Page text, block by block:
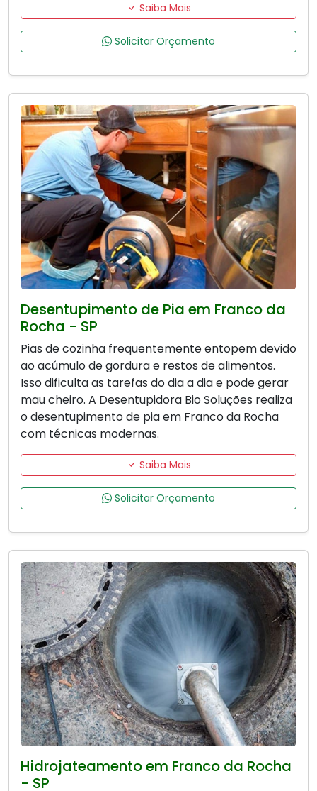
Saiba Mais
Solicitar Orçamento
Desentupimento de Pia em Franco da
Rocha - SP
Pias de cozinha frequentemente entopem devido
ao acúmulo de gordura e restos de alimentos.
Isso dificulta as tarefas do dia a dia e pode gerar
mau cheiro. A Desentupidora Bio Soluções realiza
o desentupimento de pia em Franco da Rocha
com técnicas modernas.
Saiba Mais
Solicitar Orçamento
Hidrojateamento em Franco da Rocha
- SP